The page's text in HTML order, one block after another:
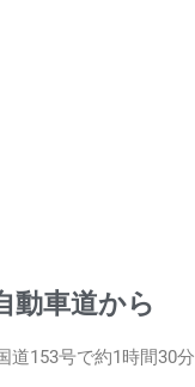
動車道から
道153号で約1時間30分